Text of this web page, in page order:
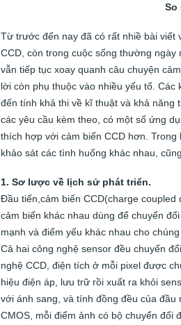
So
Từ trước đến nay đã có rất nhiề bài viết
CCD, còn trong cuộc sống thường
vẫn tiếp tục xoay quanh câu chuyện
lời còn phụ thuộc vào nhiều yếu tố.
đến tính khả thi về kĩ thuật và khả năng
các yêu cầu kèm theo, có một số ứng
thích hợp với cảm biến CCD hơn.
khảo sát các tình huống khác nhau,
1. Sơ lược về lịch sử phát triển.
Đầu tiến,cảm biến CCD(charge
cảm biến khác nhau dùng để chuyển
mạnh và điểm yếu khác nhau cho
Cả hai công nghệ sensor đều chuyển
nghệ CCD, điện tích ở mỗi pixel được
hiệu điện áp, lưu trữ rồi xuất ra khỏi
với ánh sang, và tính đồng đều của
CMOS, mỗi điểm ảnh có bộ chuyển đổi